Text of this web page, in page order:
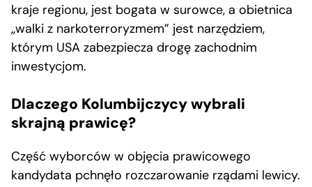
kraje regionu, jest bogata w surowce, a obietnica
„walki z narkoterroryzmem” jest narzędziem,
którym USA zabezpiecza drogę zachodnim
inwestycjom.
Dlaczego Kolumbijczycy wybrali
skrajną prawicę?
Część wyborców w objęcia prawicowego
kandydata pchnęło rozczarowanie rządami lewicy.